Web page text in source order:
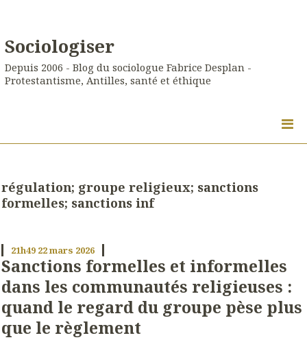
Sociologiser
Depuis 2006 - Blog du sociologue Fabrice Desplan -
Protestantisme, Antilles, santé et éthique
régulation; groupe religieux; sanctions
formelles; sanctions inf
21h49 22mars 2026
Sanctions formelles et informelles
dans les communautés religieuses :
quand le regard du groupe pèse plus
que le règlement